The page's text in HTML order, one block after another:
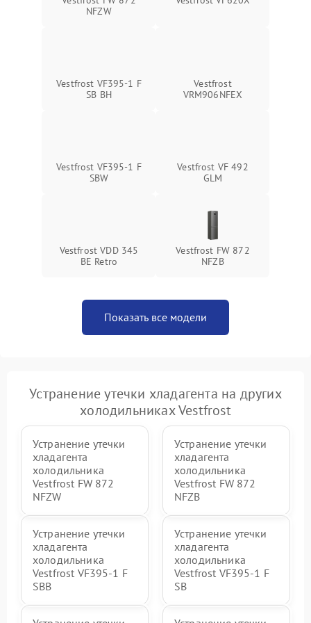
NFZW
Vestfrost VF395-1 F
SB BH
Vestfrost
VRM906NFEX
Vestfrost VF395-1 F
SBW
Vestfrost VF 492
GLM
Vestfrost VDD 345
BE Retro
Vestfrost FW 872
NFZВ
Показать все модели
Устранение утечки хладагента на других
холодильниках Vestfrost
Устранение утечки
хладагента
холодильника
Vestfrost FW 872
NFZW
Устранение утечки
хладагента
холодильника
Vestfrost FW 872
NFZВ
Устранение утечки
хладагента
холодильника
Vestfrost VF395-1 F
SBB
Устранение утечки
хладагента
холодильника
Vestfrost VF395-1 F
SB